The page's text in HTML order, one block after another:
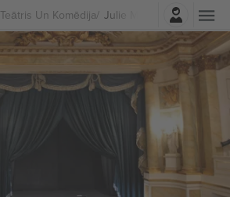
Teātris Un Komēdija Julie Madly Deeply
Pierakstīties